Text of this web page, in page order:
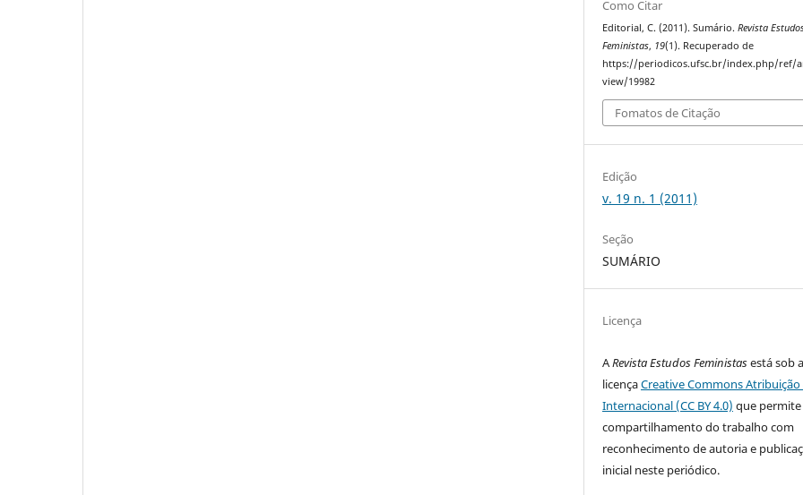
Como Citar
Editorial, C. (2011). Sumário.Revista
Feministas, 19(1). Recuperado de
https://periodicos.ufsc.br/index.php/ref/
view/19982
Fomatos de Citação
Edição
v. 19 n. 1 (2011)
Seção
SUMÁRIO
Licença
ARevista Estudos Feministasestá sob a
licençaCreative Commons Atribuição
Internacional (CC BY 4.0) que
compartilhamento do trabalho com
reconhecimento de autoria e
inicial neste periódico.